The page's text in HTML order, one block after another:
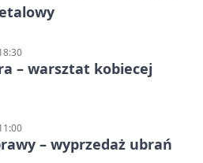
– warsztat kobiecej
– wyprzedaż ubrań